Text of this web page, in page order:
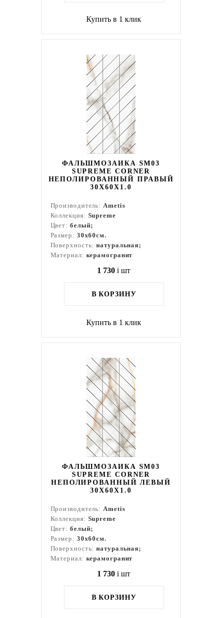
Купить в 1 клик
ФАЛЬШМОЗАИКА SM03
SUPREME CORNER
НЕПОЛИРОВАННЫЙ ПРАВЫЙ
30X60X1.0
Производитель:Ametis
Коллекция: Supreme
Цвет: белый;
Размер: 30x60см.
Поверхность:натуральная;
Материал: керамогранит
1 730 i шт
В КОРЗИНУ
Купить в 1 клик
ФАЛЬШМОЗАИКА SM03
SUPREME CORNER
НЕПОЛИРОВАННЫЙ ЛЕВЫЙ
30X60X1.0
Производитель:Ametis
Коллекция: Supreme
Цвет: белый;
Размер: 30x60см.
Поверхность:натуральная;
Материал: керамогранит
1 730 i шт
В КОРЗИНУ